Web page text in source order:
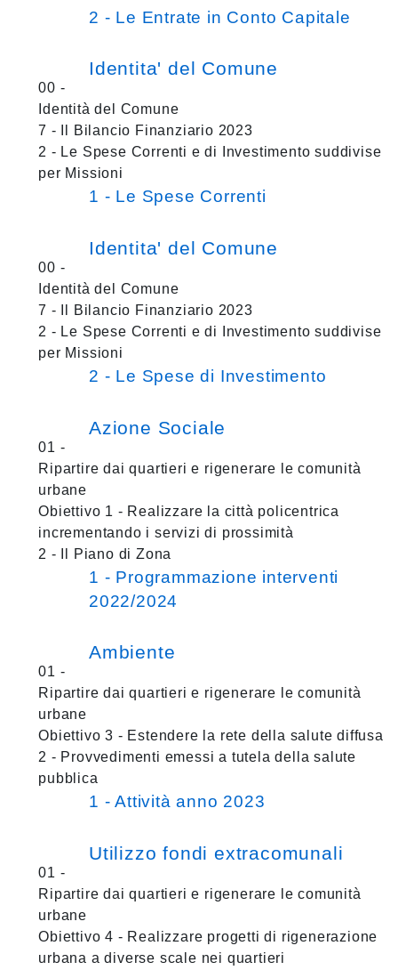
2 - Le Entrate in Conto Capitale
Identita' del Comune
00 -
Identità del Comune
7 - Il Bilancio Finanziario 2023
2 - Le Spese Correnti e di Investimento suddivise
per Missioni
1 - Le Spese Correnti
Identita' del Comune
00 -
Identità del Comune
7 - Il Bilancio Finanziario 2023
2 - Le Spese Correnti e di Investimento suddivise
per Missioni
2 - Le Spese di Investimento
Azione Sociale
01 -
Ripartire dai quartieri e rigenerare le comunità
urbane
Obiettivo 1 - Realizzare la città policentrica
incrementando i servizi di prossimità
2 - Il Piano di Zona
1 - Programmazione interventi
2022/2024
Ambiente
01 -
Ripartire dai quartieri e rigenerare le comunità
urbane
Obiettivo 3 - Estendere la rete della salute diffusa
2 - Provvedimenti emessi a tutela della salute
pubblica
1 - Attività anno 2023
Utilizzo fondi extracomunali
01 -
Ripartire dai quartieri e rigenerare le comunità
urbane
Obiettivo 4 - Realizzare progetti di rigenerazione
urbana a diverse scale nei quartieri